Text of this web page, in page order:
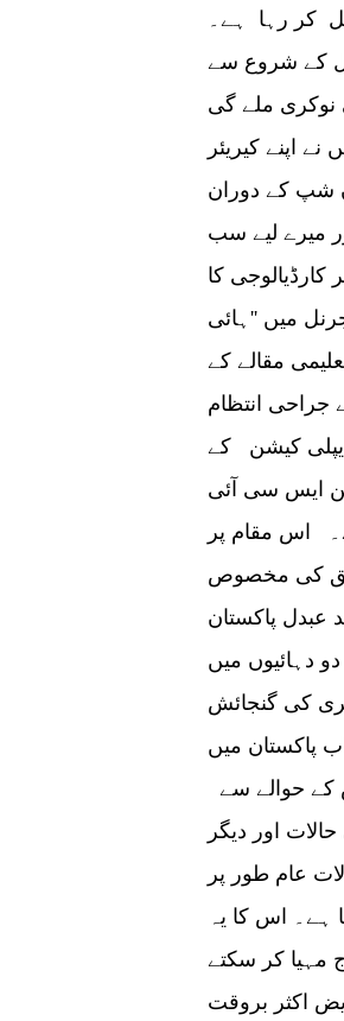
کر رہا ہے۔
ل کے شروع سے
نوکری ملے گی
اپنے کیریئر
شپ کے دوران
میرے لیے سب
کا
میں ''ہائی
تعلیمی مقالے کے
جراحی انتظام
کیشن کے
ایس سی آئی
اس مقام پر
کی مخصوص
پاکستان
دہائیوں میں
کی گنجائش
پاکستان میں
کے حوالے سے
اور دیگر
عام طور پر
ہے۔ اس کا یہ
مہیا کر سکتے
اکثر بروقت